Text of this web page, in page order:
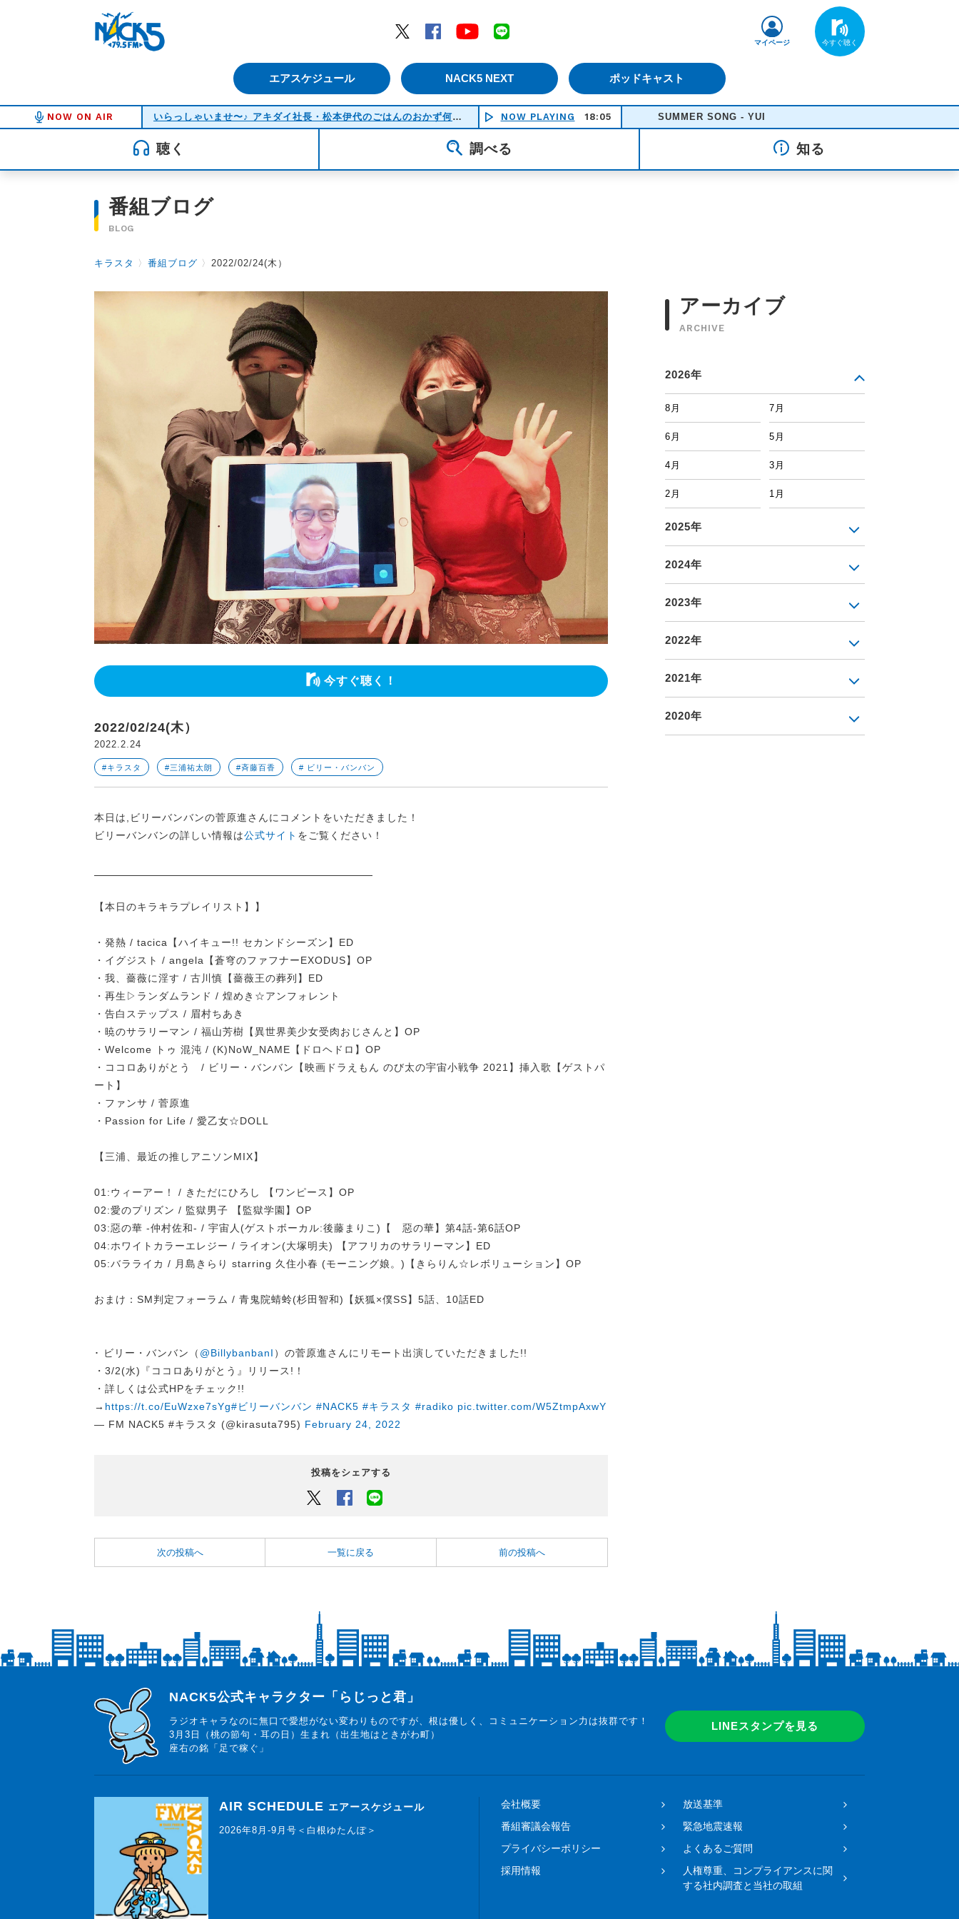
Twitter
Facebook YouTube
エアスケジュール NACK5 NEXT ポッドキャスト
マイページ
NOW ON AIR いらっしゃいませ〜♪ アキダイ社長・松本伊代のごはんのおかず何にする？ (21:30-22:00)
NOW PLAYING 18:05 SUMMER SONG - YUI
聴く 調べる 知る
番組ブログ
BLOG
キラスタ 〉 番組ブログ 〉 2022/02/24(木）
今すぐ聴く！
2022/02/24(木）
2022.2.24
#キラスタ #三浦祐太朗 #斉藤百香 # ビリー・バンバン
本日は,ビリーバンバンの菅原進さんにコメントをいただきました！
ビリーバンバンの詳しい情報は公式サイト をご覧ください！
【本日のキラキラプレイリスト】】
・発熱 / tacica【ハイキュー!! セカンドシーズン】ED
・イグジスト / angela【蒼穹のファフナーEXODUS】OP
・我、薔薇に淫す / 古川慎【薔薇王の葬列】ED
・再生▷ランダムランド / 煌めき☆アンフォレント
・告白ステップス / 眉村ちあき
・暁のサラリーマン / 福山芳樹【異世界美少女受肉おじさんと】OP
・Welcome トゥ 混沌 / (K)NoW_NAME【ドロヘドロ】OP
・ココロありがとう / ビリー・バンバン【映画ドラえもん のび太の宇宙小戦争 2021】挿入歌【ゲストパ
ート】
・ファンサ / 菅原進
・Passion for Life / 愛乙女☆DOLL
【三浦、最近の推しアニソンMIX】
01:ウィーアー！ / きただにひろし 【ワンピース】OP
02:愛のプリズン / 監獄男子 【監獄学園】OP
03:惡の華 -仲村佐和- / 宇宙人(ゲストボーカル:後藤まりこ)【 惡の華】第4話-第6話OP
04:ホワイトカラーエレジー / ライオン(大塚明夫) 【アフリカのサラリーマン】ED
05:バラライカ / 月島きらり starring 久住小春 (モーニング娘。)【きらりん☆レボリューション】OP
おまけ：SM判定フォーラム / 青鬼院蜻蛉(杉田智和)【妖狐×僕SS】5話、10話ED
･ ビリー・バンバン（ @BillybanbanI ）の菅原進さんにリモート出演していただきました!!
・3/2(水)『ココロありがとう』リリース!！
・詳しくは公式HPをチェック!!
→ https://t.co/EuWzxe7sYg#ビリーバンバン #NACK5 #キラスタ #radiko pic.twitter.com/W5ZtmpAxwY
— FM NACK5 #キラスタ (@kirasuta795) February 24, 2022
投稿をシェアする
Twitter Facebook
次の投稿へ 一覧に戻る 前の投稿へ
アーカイブ
ARCHIVE
2026年
8月 7月
6月 5月
4月 3月
2月 1月
2025年
2024年
2023年
2022年
2021年
2020年
らじっと君
NACK5公式キャラクター「らじっと君」
ラジオキャラなのに無口で愛想がない変わりものですが、根は優しく、コミュニケーション力は抜群です！
3月3日（桃の節句・耳の日）生まれ（出生地はときがわ町）
座右の銘「足で稼ぐ」
LINEスタンプを見る
AIR SCHEDULE エアースケジュール
2026年8月-9月号＜白根ゆたんぽ＞
会社概要
放送基準
番組審議会報告
緊急地震速報
プライバシーポリシー
よくあるご質問
採用情報
人権尊重、コンプライアンスに関
する社内調査と当社の取組